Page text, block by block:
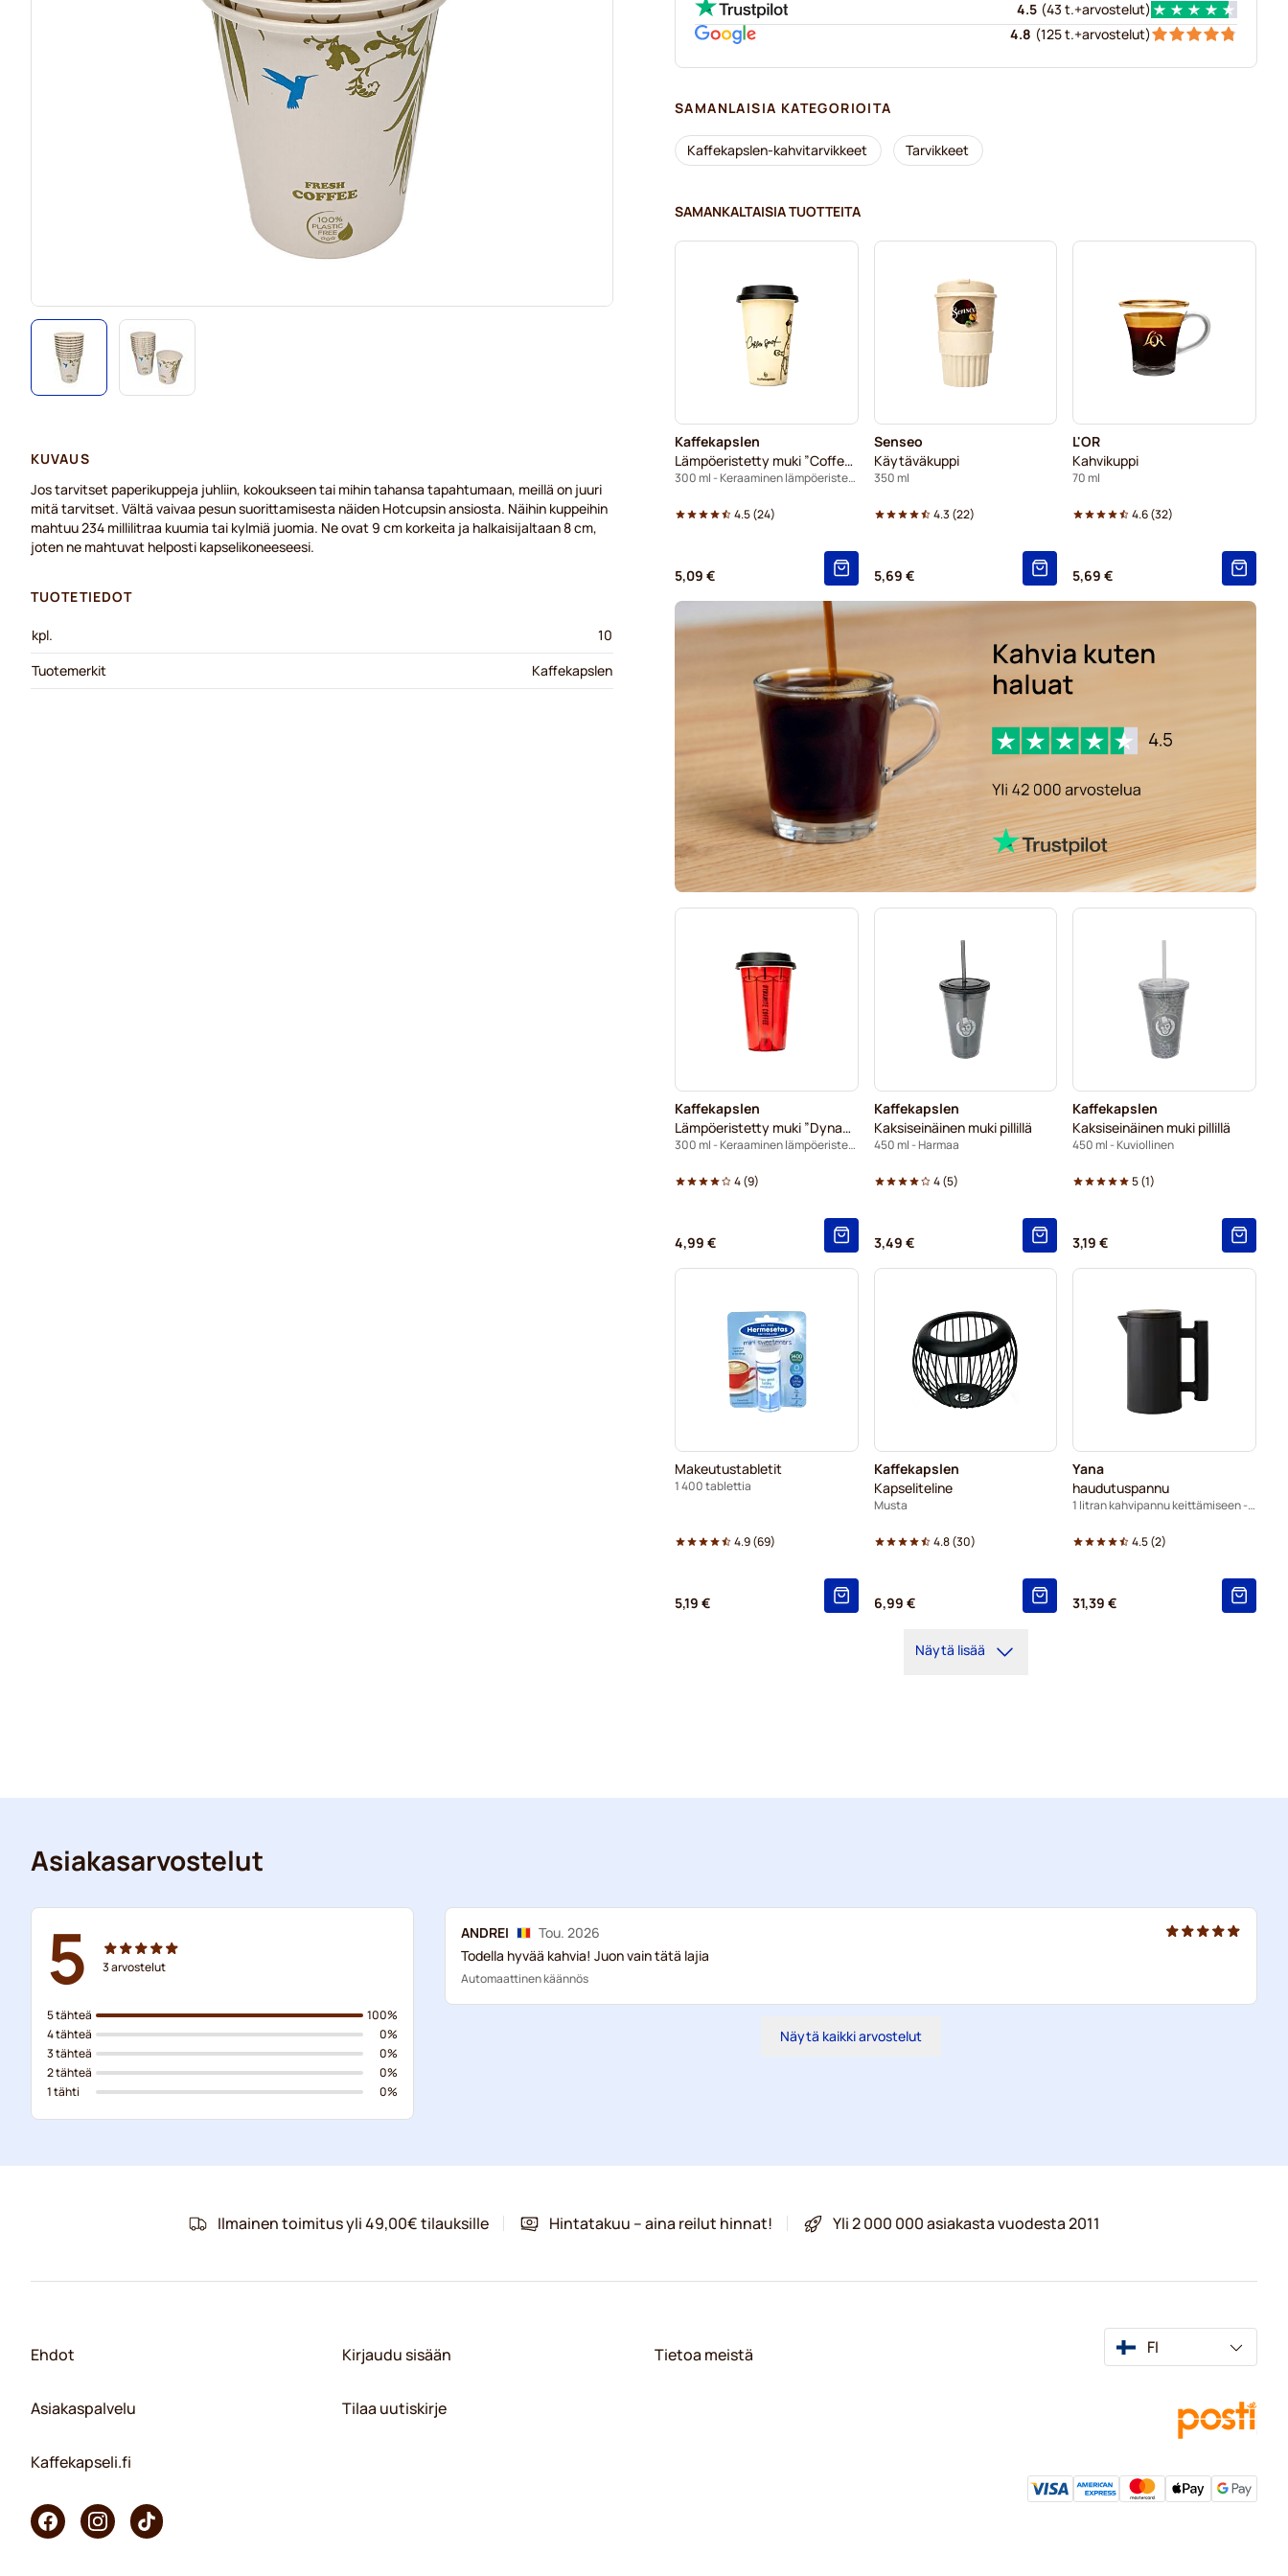
4.5 (43 t.+arvostelut)
4.8 (125 t.+arvostelut)
SAMANLAISIA KATEGORIOITA
Kaffekapslen-kahvitarvikkeet Tarvikkeet
SAMANKALTAISIA TUOTTEITA
Kaffekapslen
Lämpöeristetty muki ”Coffee Spot”
300 ml - Keraaminen lämpöeristetty muki
4.5(24)
5,09 €
Senseo
Käytäväkuppi
350 ml
4.3 (22)
5,69 €
L'OR
Kahvikuppi
70 ml
4.6(32)
5,69 €
Kaffekapslen
Lämpöeristetty muki ”Dynamite”
300 ml - Keraaminen lämpöeristetty muki
4(9)
4,99 €
Kaffekapslen
Kaksiseinäinen muki pillillä
450 ml - Harmaa
4(5)
3,49 €
Kaffekapslen
Kaksiseinäinen muki pillillä
450 ml - Kuviollinen
5(1)
3,19 €
Makeutustabletit
1 400 tablettia
4.9(69)
5,19 €
Kaffekapslen
Kapseliteline
Musta
4.8(30)
6,99 €
Yana
haudutuspannu
1 litran kahvipannu keittämiseen - musta
4.5(2)
31,39 €
Näytä lisää
KUVAUS
Jos tarvitset paperikuppeja juhliin, kokoukseen tai mihin tahansa tapahtumaan, meillä on juuri
mitä tarvitset. Vältä vaivaa pesun suorittamisesta näiden Hotcupsin ansiosta. Näihin kuppeihin
mahtuu 234 millilitraa kuumia tai kylmiä juomia. Ne ovat 9 cm korkeita ja halkaisijaltaan 8 cm,
joten ne mahtuvat helposti kapselikoneeseesi.
TUOTETIEDOT
kpl.
10
Tuotemerkit
Kaffekapslen
Asiakasarvostelut
5 3arvostelut
5 tähteä
4 tähteä
3 tähteä
2 tähteä
1 tähti
100%
0%
0%
0%
0%
ANDREI
Tou. 2026
Todella hyvää kahvia! Juon vain tätä lajia
Automaattinen käännös
Näytä kaikki arvostelut
Ilmainen toimitus yli 49,00€ tilauksille Hintatakuu – aina reilut hinnat! Yli 2 000 000 asiakasta vuodesta 2011
Ehdot
Asiakaspalvelu
Kaffekapseli.fi
Kirjaudu sisään
Tilaa uutiskirje
Tietoa meistä FI